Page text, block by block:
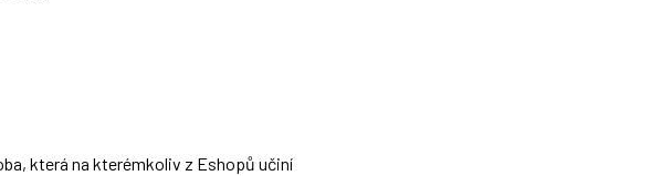
která na kterémkoliv z Eshopů učiní